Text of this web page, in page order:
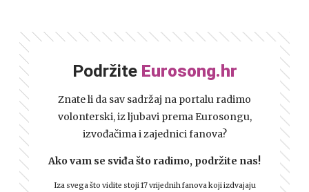
Podržite Eurosong.hr
Znate li da sav sadržaj na portalu radimo
volonterski, iz ljubavi prema Eurosongu,
izvođačima i zajednici fanova?
Ako vam se sviđa što radimo, podržite nas!
Iza svega što vidite stoji 17 vrijednih fanova koji izdvajaju